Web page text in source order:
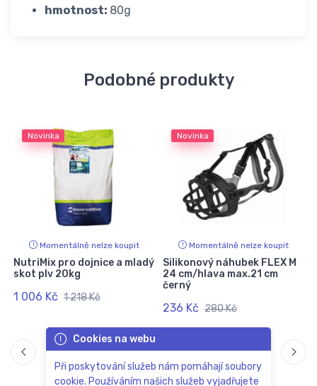
hmotnost: 80g
Podobné produkty
Novinka
Momentálně nelze koupit
NutriMix pro dojnice a mladý
skot plv 20kg
1 006 Kč 1 218 Kč
Novinka
Momentálně nelze koupit
Silikonový náhubek FLEX M
24 cm/hlava max.21 cm
černý
236 Kč 280 Kč
Cookies na webu
Při poskytování služeb nám pomáhají soubory
cookie. Používáním našich služeb vyjadřujete